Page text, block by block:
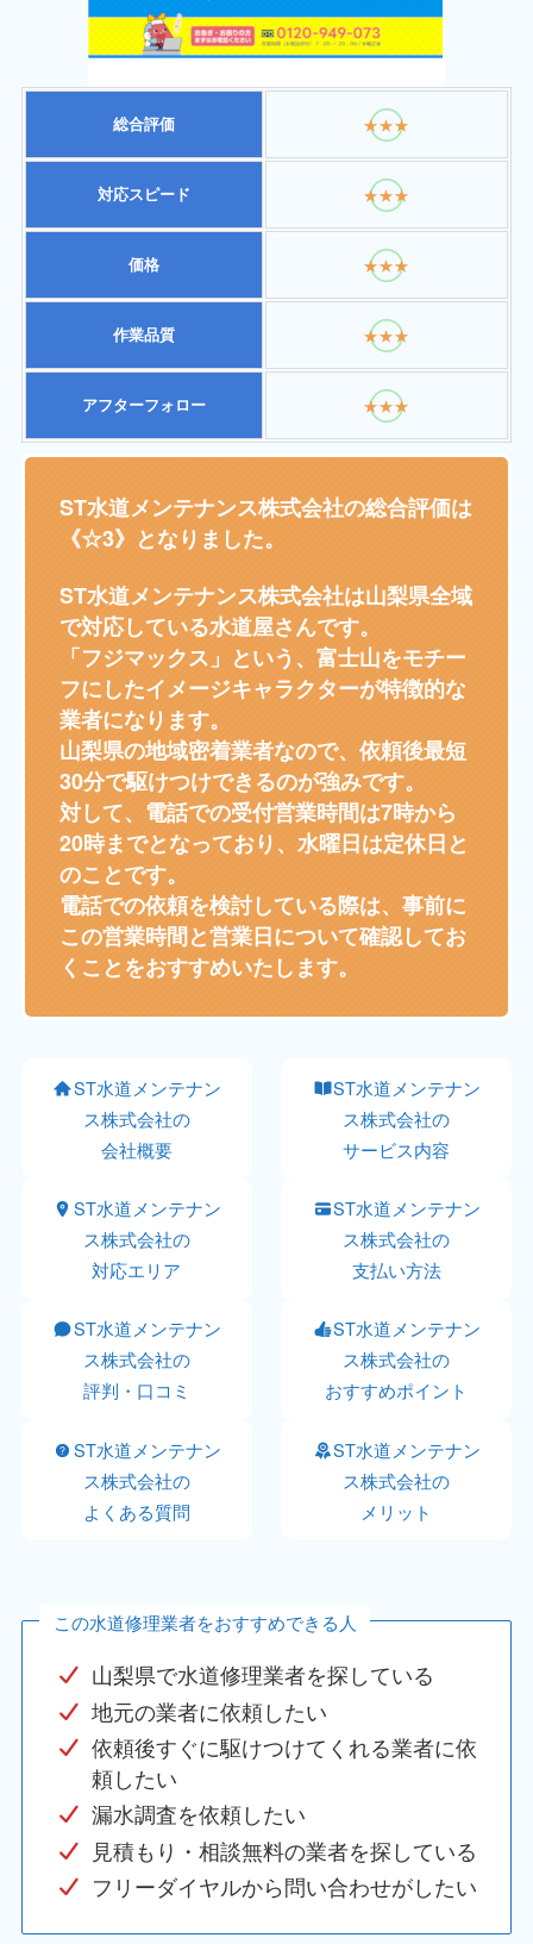
総合評価 ★★★
対応スピード ★★★
価格 ★★★
作業品質 ★★★
アフターフォロー ★★★
ST水道メンテナンス株式会社の総合評価は
《☆3》となりました。
ST水道メンテナンス株式会社は山梨県全域
で対応している水道屋さんです。
「フジマックス」という、富士山をモチー
フにしたイメージキャラクターが特徴的な
業者になります。
山梨県の地域密着業者なので、依頼後最短
30分で駆けつけできるのが強みです。
対して、電話での受付営業時間は7時から
20時までとなっており、水曜日は定休日と
のことです。
電話での依頼を検討している際は、事前に
この営業時間と営業日について確認してお
くことをおすすめいたします。
ST水道メンテナン
ス株式会社の
会社概要
ST水道メンテナン
ス株式会社の
サービス内容
ST水道メンテナン
ス株式会社の
対応エリア
ST水道メンテナン
ス株式会社の
支払い方法
ST水道メンテナン
ス株式会社の
評判・口コミ
ST水道メンテナン
ス株式会社の
おすすめポイント
ST水道メンテナン
ス株式会社の
よくある質問
ST水道メンテナン
ス株式会社の
メリット
この水道修理業者をおすすめできる人
山梨県で水道修理業者を探している
地元の業者に依頼したい
依頼後すぐに駆けつけてくれる業者に依
頼したい
漏水調査を依頼したい
見積もり・相談無料の業者を探している
フリーダイヤルから問い合わせがしたい